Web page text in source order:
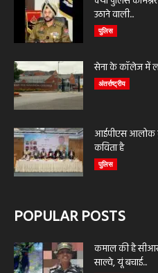
उठाने वाली...
पुलिस
सेना के कॉलेज में
अंतर्राष्ट्रीय
आईपीएस आलोक
कविता है
पुलिस
POPULAR POSTS
कमाल की है
साल्वे, यूं बचाई...